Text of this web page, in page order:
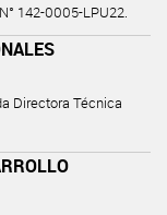
142-0005-LPU22.
Directora Técnica